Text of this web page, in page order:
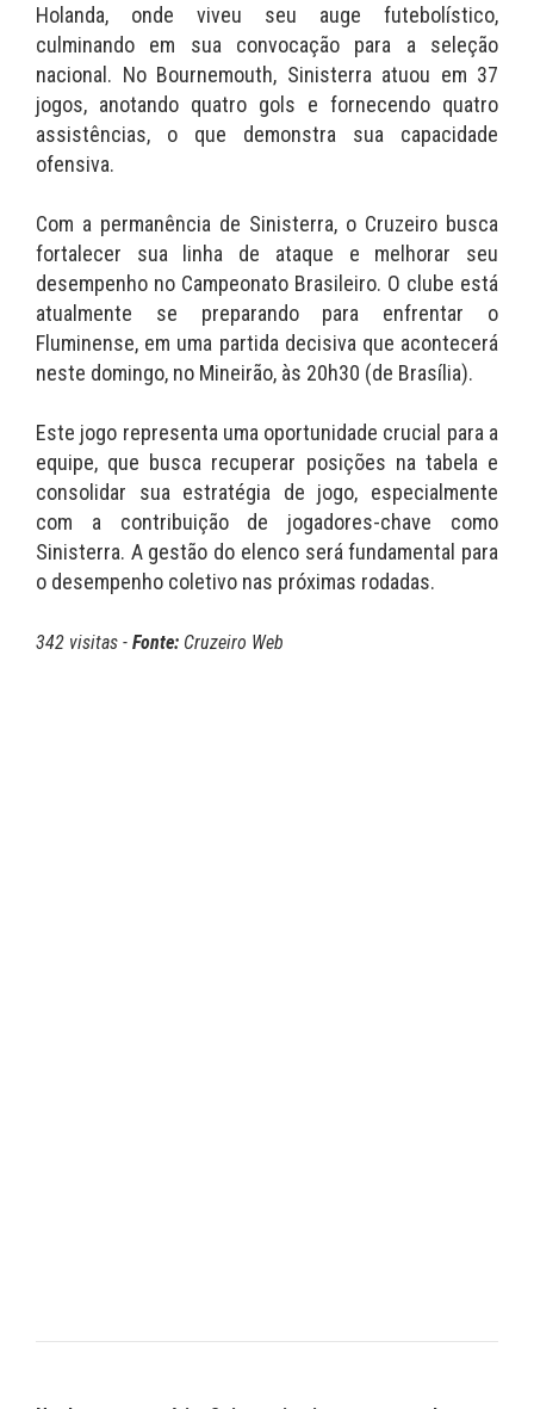
Holanda, onde viveu seu auge futebolístico,
culminando em sua convocação para a seleção
nacional. No Bournemouth, Sinisterra atuou em 37
jogos, anotando quatro gols e fornecendo quatro
assistências, o que demonstra sua capacidade
ofensiva.
Com a permanência de Sinisterra, o Cruzeiro busca
fortalecer sua linha de ataque e melhorar seu
desempenho no Campeonato Brasileiro. O clube está
atualmente se preparando para enfrentar o
Fluminense, em uma partida decisiva que acontecerá
neste domingo, no Mineirão, às 20h30 (de Brasília).
Este jogo representa uma oportunidade crucial para a
equipe, que busca recuperar posições na tabela e
consolidar sua estratégia de jogo, especialmente
com a contribuição de jogadores-chave como
Sinisterra. A gestão do elenco será fundamental para
o desempenho coletivo nas próximas rodadas.
342 visitas - Fonte: Cruzeiro Web